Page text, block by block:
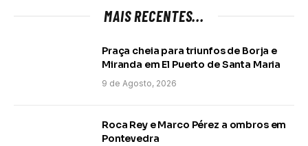
MAIS RECENTES...
Praça cheia para triunfos de Borja e
Miranda em El Puerto de Santa Maria
9 de Agosto, 2026
Roca Rey e Marco Pérez a ombros em
Pontevedra